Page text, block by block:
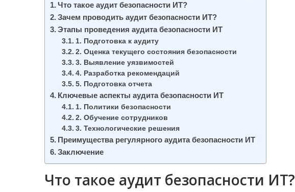
Что такое аудит безопасности ИТ?
Зачем проводить аудит безопасности ИТ?
Этапы проведения аудита безопасности ИТ
1. Подготовка к аудиту
2. Оценка текущего состояния безопасности
3. Выявление уязвимостей
4. Разработка рекомендаций
5. Подготовка отчета
Ключевые аспекты аудита безопасности ИТ
1. Политики безопасности
2. Обучение сотрудников
3. Технологические решения
Преимущества регулярного аудита безопасности ИТ
Заключение
Что такое аудит безопасности ИТ?